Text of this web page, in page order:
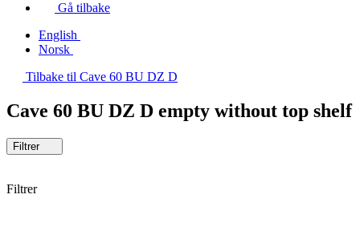
Gå tilbake
English
Norsk
Tilbake til Cave 60 BU DZ D
Cave 60 BU DZ D empty without top shelf
Filtrer
Filtrer